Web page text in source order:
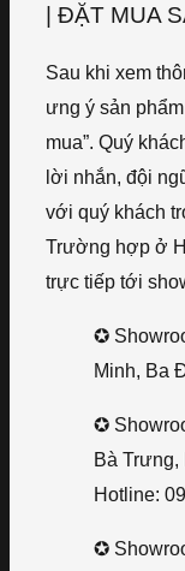
| ĐẶT MUA
Sau khi xem
ưng ý sản
mua”. Quý
lời nhắn, đội
với quý khách
Trường hợp ở
trực tiếp tới
✪
Minh, Ba
✪
Bà Trưng,
Hotline:
✪